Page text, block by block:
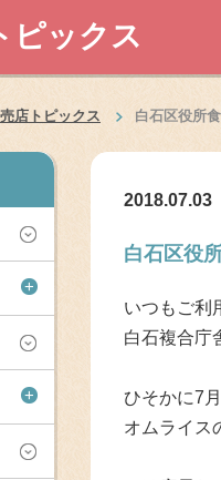
ピックス
店トピックス 白石区役所
+
+
2018.07.03
白石区役
いつもご利
白石複合庁
ひそかに7
オムライ